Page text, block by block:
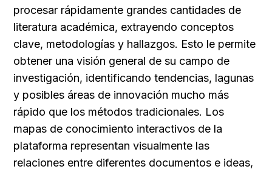
procesar rápidamente grandes cantidades de
literatura académica, extrayendo conceptos
clave, metodologías y hallazgos. Esto le permite
obtener una visión general de su campo de
investigación, identificando tendencias, lagunas
y posibles áreas de innovación mucho más
rápido que los métodos tradicionales. Los
mapas de conocimiento interactivos de la
plataforma representan visualmente las
relaciones entre diferentes documentos e ideas,